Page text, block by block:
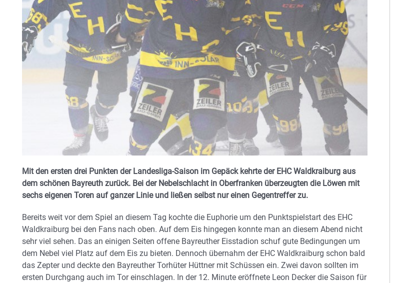
Mit den ersten drei Punkten der Landesliga-Saison im Gepäck kehrte der EHC Waldkraiburg aus
dem schönen Bayreuth zurück. Bei der Nebelschlacht in Oberfranken überzeugten die Löwen mit
sechs eigenen Toren auf ganzer Linie und ließen selbst nur einen Gegentreffer zu.
Bereits weit vor dem Spiel an diesem Tag kochte die Euphorie um den Punktspielstart des EHC
Waldkraiburg bei den Fans nach oben. Auf dem Eis hingegen konnte man an diesem Abend nicht
sehr viel sehen. Das an einigen Seiten offene Bayreuther Eisstadion schuf gute Bedingungen um
dem Nebel viel Platz auf dem Eis zu bieten. Dennoch übernahm der EHC Waldkraiburg schon bald
das Zepter und deckte den Bayreuther Torhüter Hüttner mit Schüssen ein. Zwei davon sollten im
ersten Durchgang auch im Tor einschlagen. In der 12. Minute eröffnete Leon Decker die Saison für